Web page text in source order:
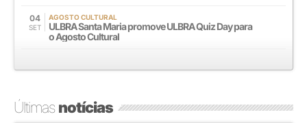
04
SET
AGOSTO CULTURAL
ULBRA Santa Maria promove ULBRA Quiz Day para
o Agosto Cultural
Últimasnotícias